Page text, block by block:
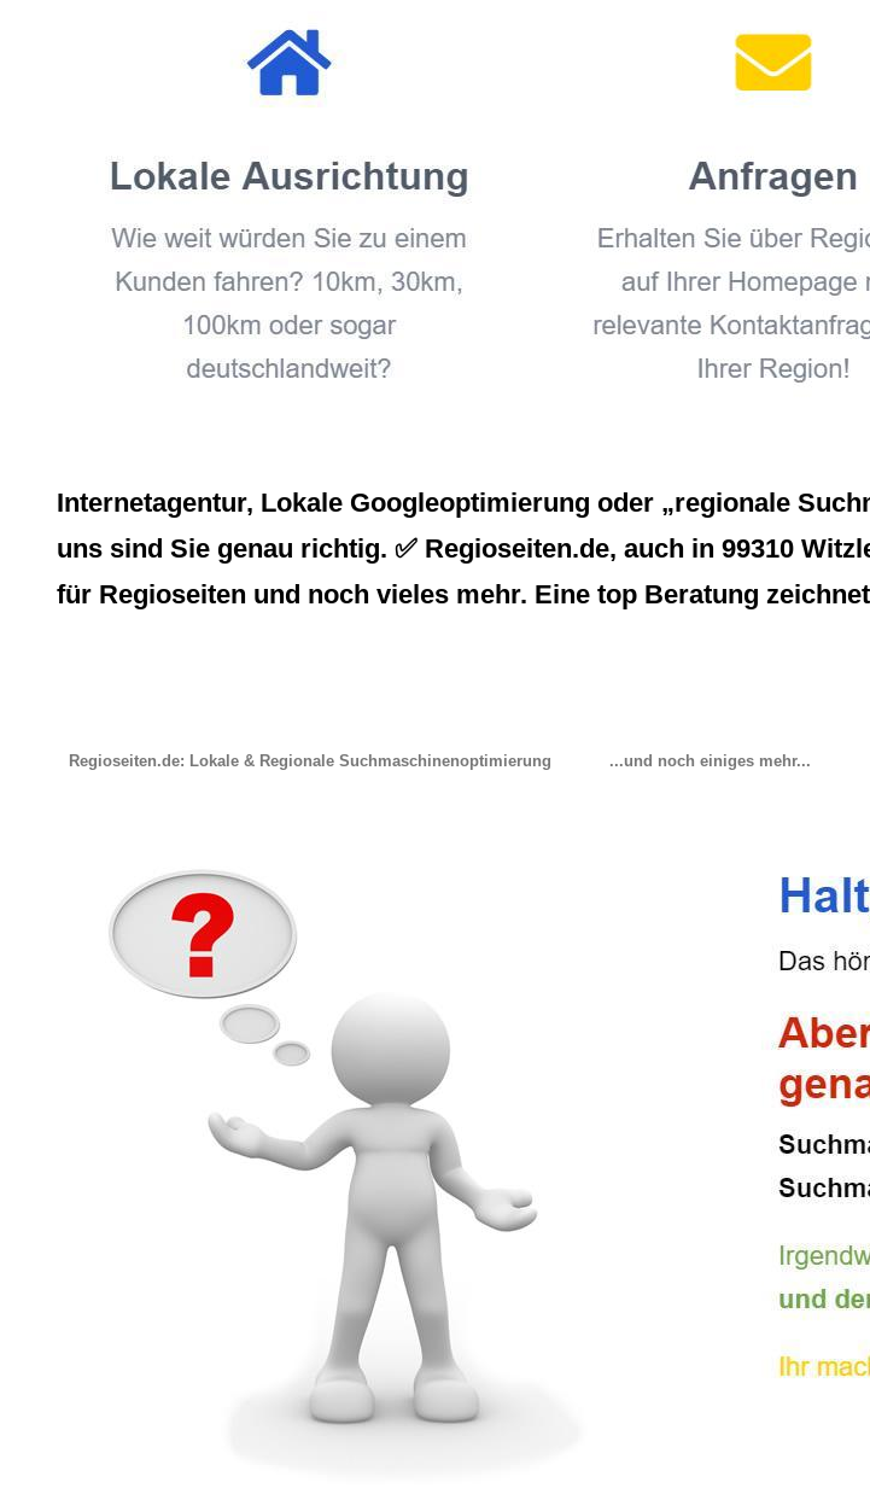
Internetagentur, Lokale Googleoptimierung oder „regionale
uns sind Sie genau richtig. ✅ Regioseiten.de, auch in 99310
für Regioseiten und noch vieles mehr. Eine top Beratung
Regioseiten.de: Lokale & Regionale Suchmaschinenoptimierung ...und noch einiges mehr...